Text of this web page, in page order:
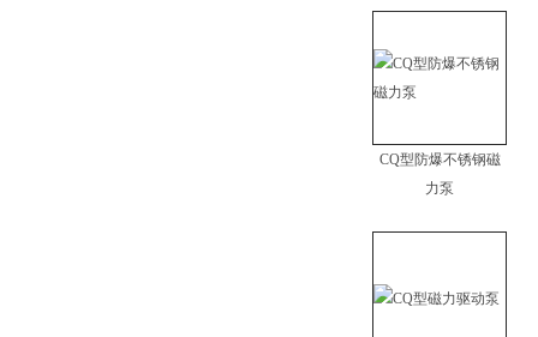
CQ型防爆不锈钢磁
力泵